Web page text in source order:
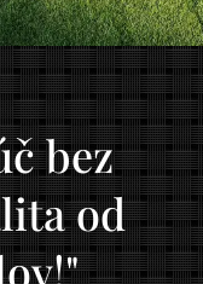
bez
od